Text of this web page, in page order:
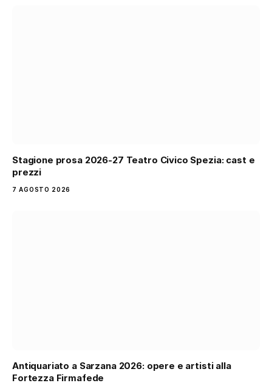
Stagione prosa 2026-27 Teatro Civico Spezia: cast e
prezzi
7 AGOSTO 2026
Antiquariato a Sarzana 2026: opere e artisti alla
Fortezza Firmafede